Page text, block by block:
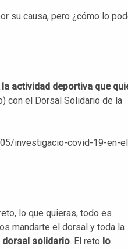
su causa, pero ¿cómo lo
la actividad deportiva que
con el Dorsal Solidario de la
investigacio-covid-19-en-
lo que quieras, todo es
mandarte el dorsal y toda la
dorsal solidario. El reto lo